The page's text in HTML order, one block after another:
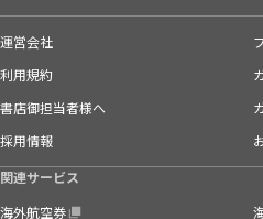
運営会社
利用規約
書店御担当者様へ
採用情報
関連サービス
海外航空券